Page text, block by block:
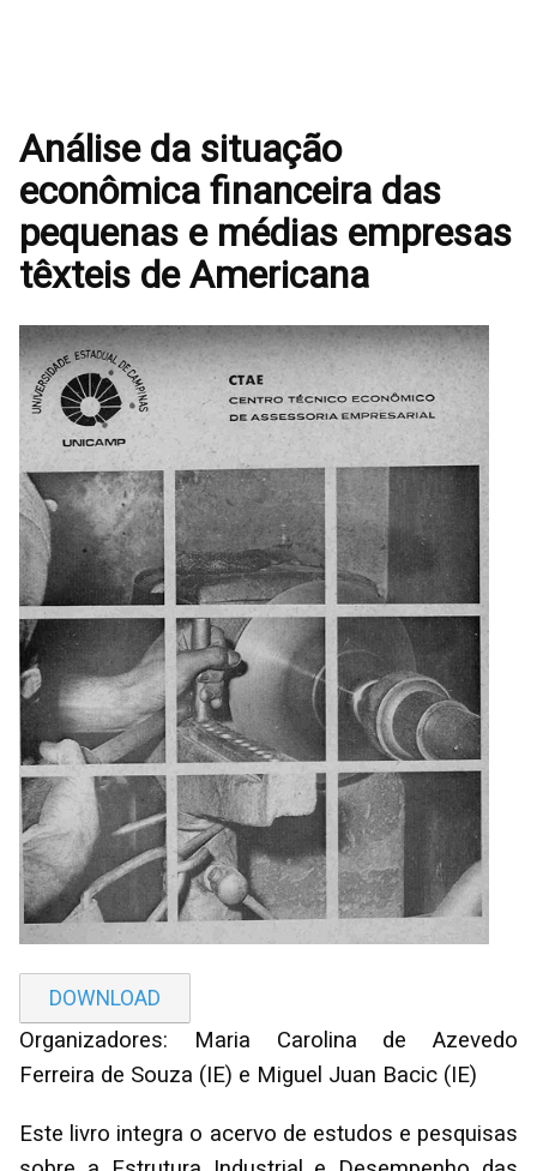
Análise da situação
econômica financeira das
pequenas e médias empresas
têxteis de Americana
DOWNLOAD
Organizadores: Maria Carolina de Azevedo
Ferreira de Souza (IE) e Miguel Juan Bacic (IE)
Este livro integra o acervo de estudos e pesquisas